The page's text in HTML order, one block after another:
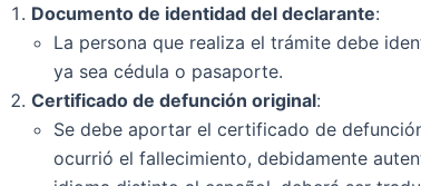
Documento de identidad del declarante:
La persona que realiza el trámite debe
ya sea cédula o pasaporte.
Certificado de defunción original:
Se debe aportar el certificado de
ocurrió el fallecimiento, debidamente